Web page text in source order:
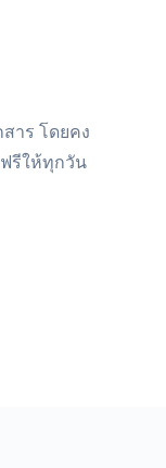
าร โดยคง
รีให้ทุกวัน